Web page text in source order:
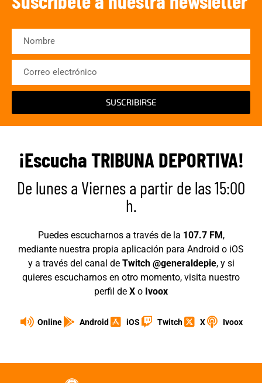
SUSCRIBIRSE
¡Escucha TRIBUNA DEPORTIVA!
De lunes a Viernes a partir de las 15:00
h.
Puedes escucharnos a través de la 107.7 FM,
mediante nuestra propia aplicación para Android o iOS
y a través del canal deTwitch @generaldepie, y si
quieres escucharnos en otro momento, visita nuestro
perfil de X o Ivoox
Online Android iOS Twitch X Ivoox